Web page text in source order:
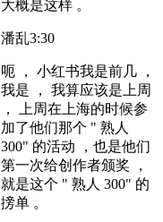
大概是这样 。
潘乱3:30
呃 ， 小红书我是前几 ，
我是 ， 我算应该是上周
， 上周在上海的时候参
加了他们那个 " 熟人
300" 的活动 ，也是他们
第一次给创作者颁奖 ，
就是这个 " 熟人 300" 的
搒单 。